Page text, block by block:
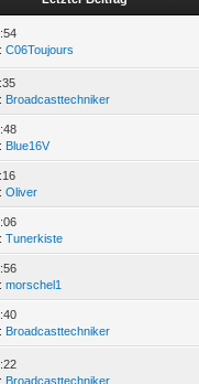
:C06Toujours
: Broadcasttechniker
: Blue16V
:Oliver
:Tunerkiste
:morschel1
: Broadcasttechniker
: Broadcasttechniker